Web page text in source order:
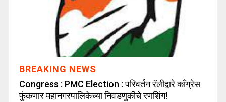
BREAKING NEWS
Congress : PMC Election : परिवर्तन रॅलीद्वारे काँग्रेस
फुंकणार महानगरपालिकेच्या निवडणुकीचे रणशिंग!